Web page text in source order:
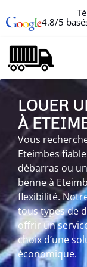
4.8/5
LOUER
À
Vous
Eteimbes
débarras ou
benne à
flexibilité.
tous types de
offrir un
choix d’une
économique.